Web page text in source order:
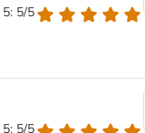
5/5
5/5